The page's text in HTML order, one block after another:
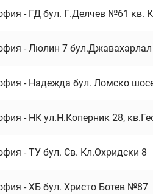
- ГД бул. Г.Делчев №61 кв.
- Люлин 7 бул.Джавахарлал
- Надежда бул. Ломско
- НК ул.Н.Коперник 28,
- ТУ бул. Св. Кл.Охридски 8
- ХБ бул. Христо Ботев №87